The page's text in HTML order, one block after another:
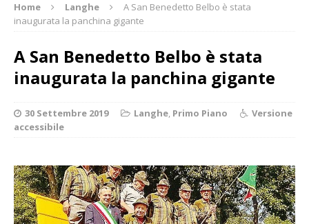
Home Langhe
A San Benedetto Belbo è stata
inaugurata la panchina gigante
A San Benedetto Belbo è stata
inaugurata la panchina gigante
30 Settembre 2019 Langhe, Primo Piano
Versione
accessibile